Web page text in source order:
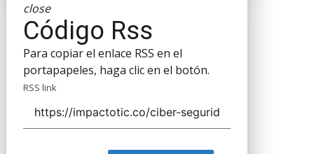
close
Código Rss
Para copiar el enlace RSS en el
portapapeles, haga clic en el botón.
RSS link